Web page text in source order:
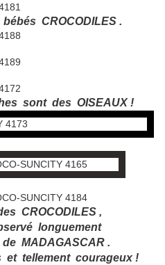
CROCODILES .
sont des OISEAUX !
CROCODILES ,
longuement
MADAGASCAR .
tellement courageux !